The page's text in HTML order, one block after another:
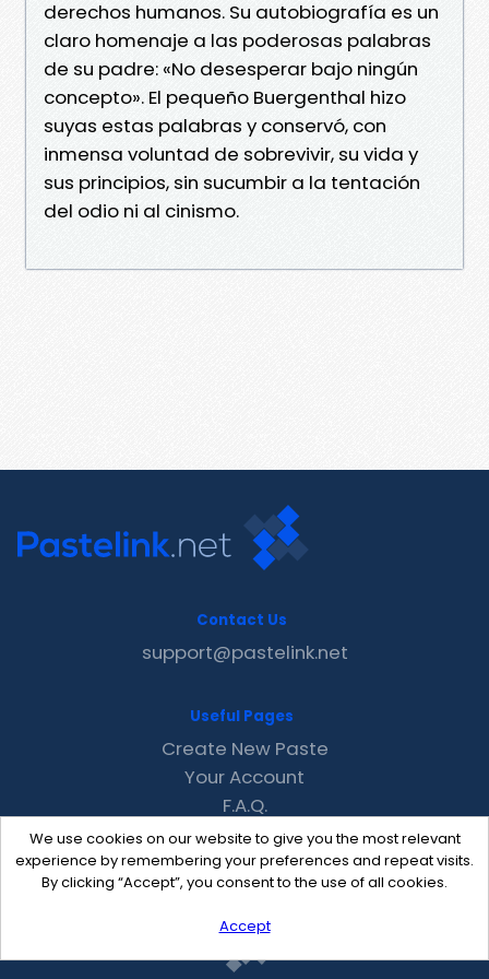
derechos humanos. Su autobiografía es un
claro homenaje a las poderosas palabras
de su padre: «No desesperar bajo ningún
concepto». El pequeño Buergenthal hizo
suyas estas palabras y conservó, con
inmensa voluntad de sobrevivir, su vida y
sus principios, sin sucumbir a la tentación
del odio ni al cinismo.
We use cookies on our website to give you the most relevant
experience by remembering your preferences and repeat visits.
By clicking “Accept”, you consent to the use of all cookies.
Accept
Contact Us
support@pastelink.net
Useful Pages
Create New Paste
Your Account
F.A.Q.
Recent
Contact